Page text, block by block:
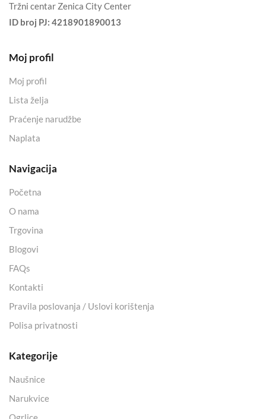
Tržni centar Zenica City Center
ID broj PJ: 4218901890013
Moj profil
Moj profil
Lista želja
Praćenje narudžbe
Naplata
Navigacija
Početna
O nama
Trgovina
Blogovi
FAQs
Kontakti
Pravila poslovanja / Uslovi korištenja
Polisa privatnosti
Kategorije
Naušnice
Narukvice